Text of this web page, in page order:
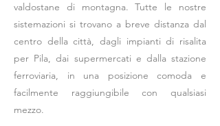
valdostane di montagna. Tutte le nostre
sistemazioni si trovano a breve distanza dal
centro della città, dagli impianti di risalita
per Pila, dai supermercati e dalla stazione
ferroviaria, in una posizione comoda e
facilmente raggiungibile con qualsiasi
mezzo.